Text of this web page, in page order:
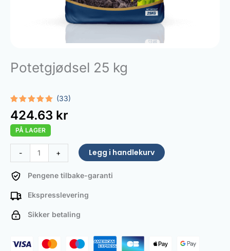
Potetgjødsel 25 kg
Vurdert
5.00av 5
basert på
33
kundevurderinger
(33)
424.63 kr
PÅ LAGER
-
Fertilizer
25
antall
+ Legg i handlekurv
Pengene tilbake-garanti
Ekspresslevering
Sikker betaling